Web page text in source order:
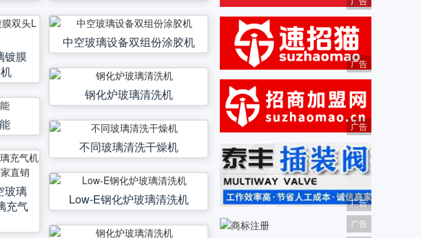
镀膜
玻璃
充气
中空玻璃设备双组份涂胶机
钢化炉玻璃清洗机
不同玻璃清洗干燥机
Low-E钢化炉玻璃清洗机
广告
广告
广告
广告